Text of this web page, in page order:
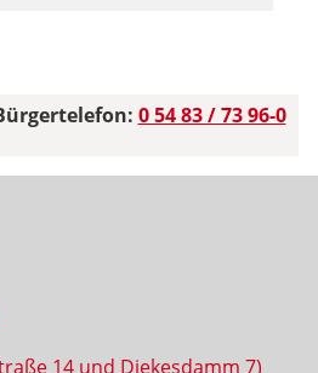
0 54 83 / 73 96-0
14 und Diekesdamm 7)